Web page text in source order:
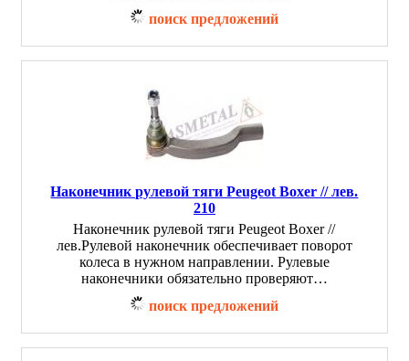
поиск предложений
Наконечник рулевой тяги Peugeot Boxer // лев.
210
Наконечник рулевой тяги Peugeot Boxer //
лев.Рулевой наконечник обеспечивает поворот
колеса в нужном направлении. Рулевые
наконечники обязательно проверяют…
поиск предложений